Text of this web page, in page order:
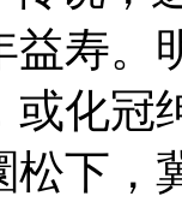
益寿。
或化冠
下，